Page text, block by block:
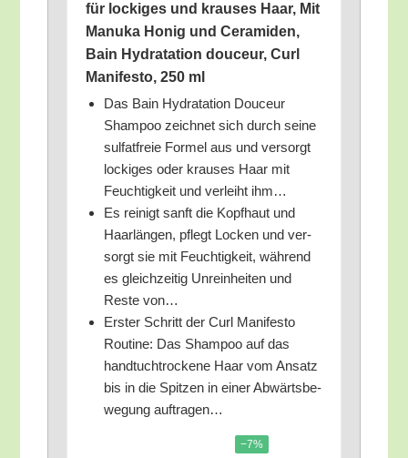
für locki­ges und krau­ses Haar, Mit
Manu­ka Honig und Cera­mi­den,
Bain Hydrat­a­ti­on douceur, Curl
Mani­festo, 250 ml
Das Bain Hydrat­a­ti­on Douceur
Sham­poo zeich­net sich durch sei­ne
sul­fat­freie For­mel aus und ver­sorgt
locki­ges oder krau­ses Haar mit
Feuch­tig­keit und ver­leiht ihm…
Es rei­nigt sanft die Kopf­haut und
Haar­län­gen, pflegt Locken und ver­
sorgt sie mit Feuch­tig­keit, wäh­rend
es gleich­zei­tig Unrein­hei­ten und
Res­te von…
Ers­ter Schritt der Curl Mani­festo
Rou­ti­ne: Das Sham­poo auf das
hand­tuch­tro­cke­ne Haar vom Ansatz
bis in die Spit­zen in einer Abwärts­be­
we­gung auftragen…
−7%